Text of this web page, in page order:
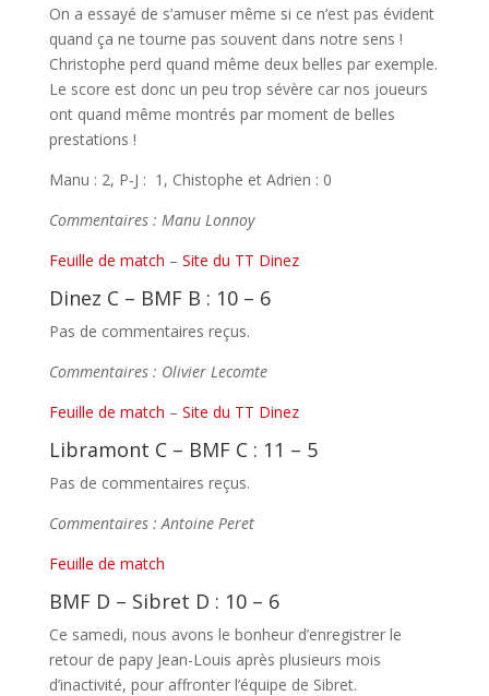
On a essayé de s’amuser même si ce n’est pas évident
quand ça ne tourne pas souvent dans notre sens !
Christophe perd quand même deux belles par exemple.
Le score est donc un peu trop sévère car nos joueurs
ont quand même montrés par moment de belles
prestations !
Manu : 2, P-J : 1, Chistophe et Adrien : 0
Commentaires : Manu Lonnoy
Feuille de match – Site du TT Dinez
Dinez C – BMF B : 10 – 6
Pas de commentaires reçus.
Commentaires : Olivier Lecomte
Feuille de match – Site du TT Dinez
Libramont C – BMF C : 11 – 5
Pas de commentaires reçus.
Commentaires : Antoine Peret
Feuille de match
BMF D – Sibret D : 10 – 6
Ce samedi, nous avons le bonheur d’enregistrer le
retour de papy Jean-Louis après plusieurs mois
d’inactivité, pour affronter l’équipe de Sibret.